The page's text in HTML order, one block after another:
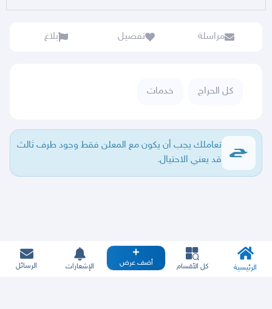
مراسلة تفضيل بلاغ
كل الحراج خدمات
تعاملك يجب أن يكون مع المعلن فقط وجود طرف ثالث
قد يعني الاحتيال.
الرئيسية كل الأقسام أضف عرض الإشعارات الرسائل